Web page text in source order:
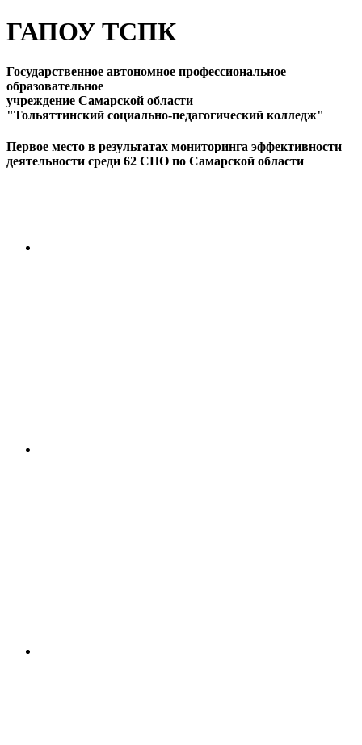
ГАПОУ ТСПК
Государственное автономное профессиональное
образовательное
учреждение Самарской области
"Тольяттинский социально-педагогический колледж"
Первое место в результатах мониторинга эффективности
деятельности среди 62 СПО по Самарской области